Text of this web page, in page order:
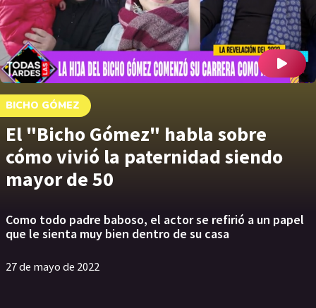
BICHO GÓMEZ
El "Bicho Gómez" habla sobre
cómo vivió la paternidad siendo
mayor de 50
Como todo padre baboso, el actor se refirió a un papel
que le sienta muy bien dentro de su casa
27 de mayo de 2022